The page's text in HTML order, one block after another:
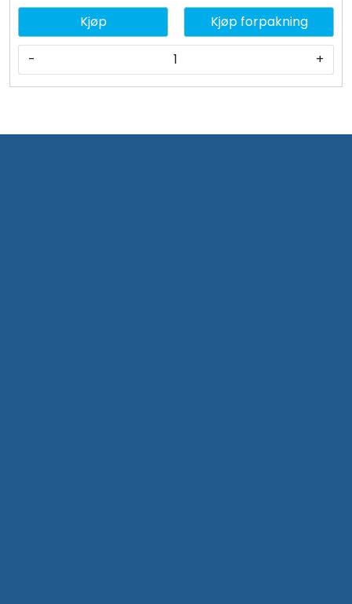
- +
Kjøp Kjøp forpakning